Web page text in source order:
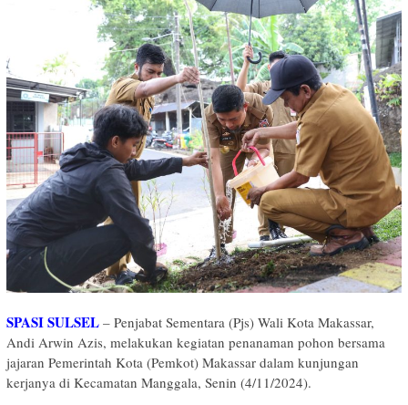
SPASI SULSEL – Penjabat Sementara (Pjs) Wali Kota Makassar,
Andi Arwin Azis, melakukan kegiatan penanaman pohon bersama
jajaran Pemerintah Kota (Pemkot) Makassar dalam kunjungan
kerjanya di Kecamatan Manggala, Senin (4/11/2024).